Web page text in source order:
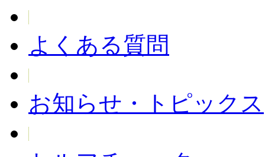
よくある質問
お知らせ・トピックス